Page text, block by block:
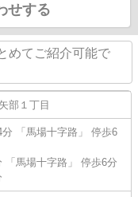
せする
めてご紹介可能で
部 １丁目
分 「馬場十字路」 停歩6
「馬場十字路」 停歩6分